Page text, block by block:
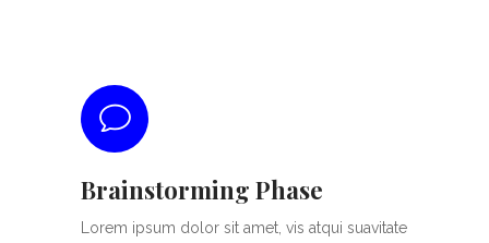
Brainstorming Phase
Lorem ipsum dolor sit amet, vis atqui suavitate